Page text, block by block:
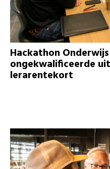
Hackathon
ongekwalificeerde
lerarentekort